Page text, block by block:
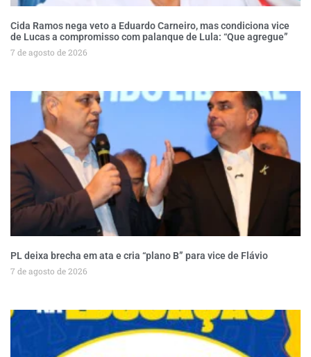
Cida Ramos nega veto a Eduardo Carneiro, mas condiciona vice
de Lucas a compromisso com palanque de Lula: “Que agregue”
7 de agosto de 2026
PL deixa brecha em ata e cria “plano B” para vice de Flávio
7 de agosto de 2026